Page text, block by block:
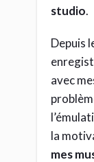
studio.
Depuis
avec
la
mes